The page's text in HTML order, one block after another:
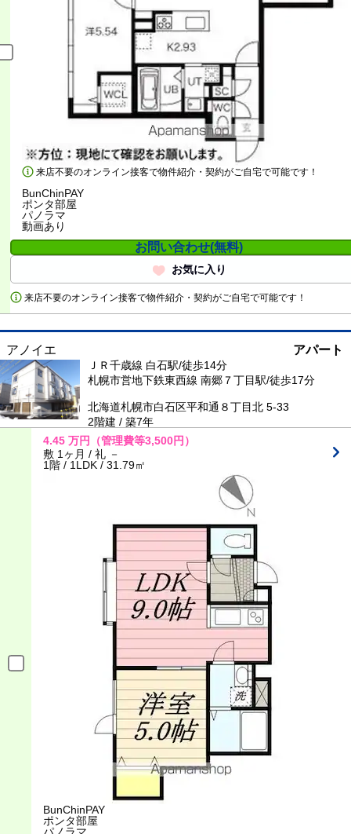
来店不要のオンライン接客で物件紹介・契約がご自宅で可能です！
BunChinPAY
ポンタ部屋
パノラマ
動画あり
お問い合わせ(無料)
お気に入り
来店不要のオンライン接客で物件紹介・契約がご自宅で可能です！
アノイエ アパート
ＪＲ千歳線 白石駅/徒歩14分
札幌市営地下鉄東西線 南郷７丁目駅/徒歩17分
北海道札幌市白石区平和通８丁目北 5-33
2階建 / 築7年
4.45 万円
（管理費等3,500円）
敷 1ヶ月 / 礼 －
1階 / 1LDK / 31.79㎡
BunChinPAY
ポンタ部屋